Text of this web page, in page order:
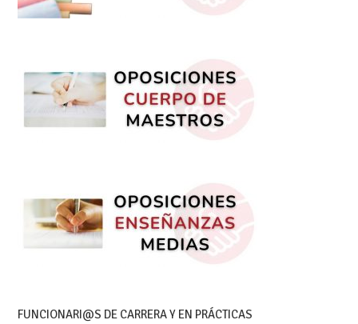
FUNCIONARI@S DE CARRERA Y EN PRÁCTICAS